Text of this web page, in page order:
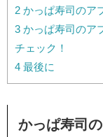
2 かっぱ寿司のア
3 かっぱ寿司のア
チェック！
4 最後に
かっぱ寿司